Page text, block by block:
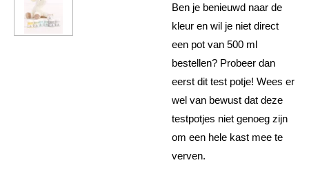
Ben je benieuwd naar de
kleur en wil je niet direct
een pot van 500 ml
bestellen? Probeer dan
eerst dit test potje! Wees er
wel van bewust dat deze
testpotjes niet genoeg zijn
om een hele kast mee te
verven.